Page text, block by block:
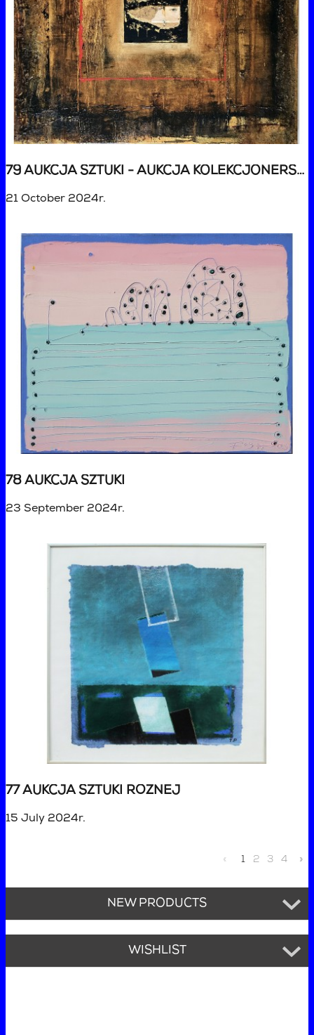
79 AUKCJA SZTUKI - AUKCJA KOLEKCJONERSKA
21 October 2024r.
78 AUKCJA SZTUKI
23 September 2024r.
77 AUKCJA SZTUKI RÓŻNEJ
15 July 2024r.
« 1 2 3 4 »
NEW PRODUCTS
WISHLIST